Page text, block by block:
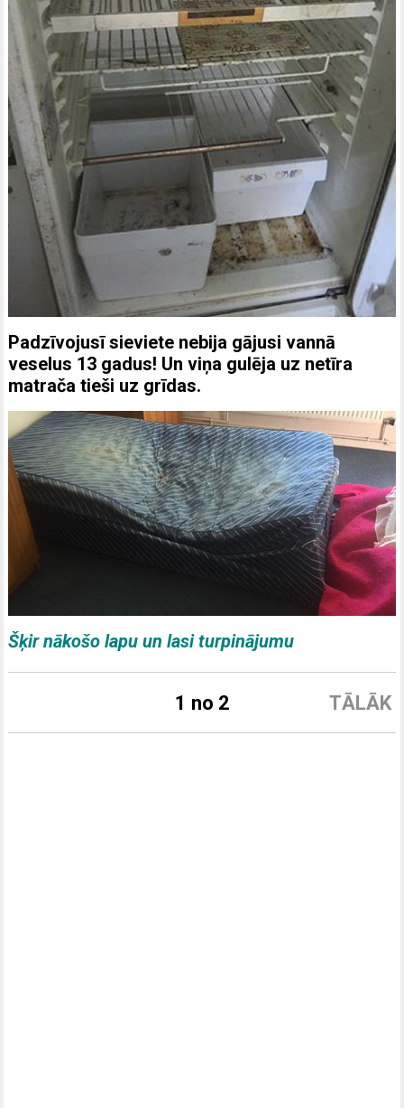
Padzīvojusī sieviete nebija gājusi vannā
veselus 13 gadus! Un viņa gulēja uz netīra
matrača tieši uz grīdas.
Šķir nākošo lapu un lasi turpinājumu
TĀLĀK
1 no 2